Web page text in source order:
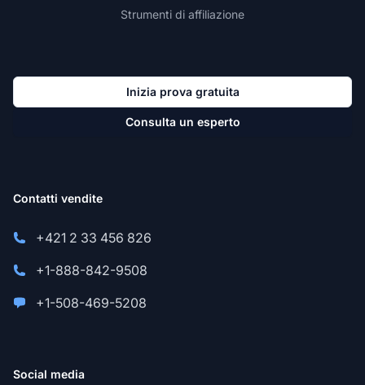
Strumenti di affiliazione
Inizia prova gratuita
Consulta un esperto
Contatti vendite
+421 2 33 456 826
+1-888-842-9508
+1-508-469-5208
Social media